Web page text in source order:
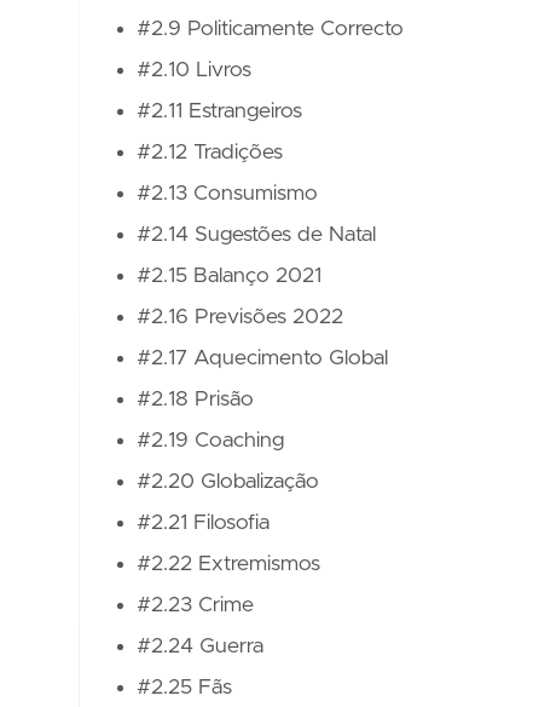
#2.9 Politicamente Correcto
#2.10 Livros
#2.11 Estrangeiros
#2.12 Tradições
#2.13 Consumismo
#2.14 Sugestões de Natal
#2.15 Balanço 2021
#2.16 Previsões 2022
#2.17 Aquecimento Global
#2.18 Prisão
#2.19 Coaching
#2.20 Globalização
#2.21 Filosofia
#2.22 Extremismos
#2.23 Crime
#2.24 Guerra
#2.25 Fãs